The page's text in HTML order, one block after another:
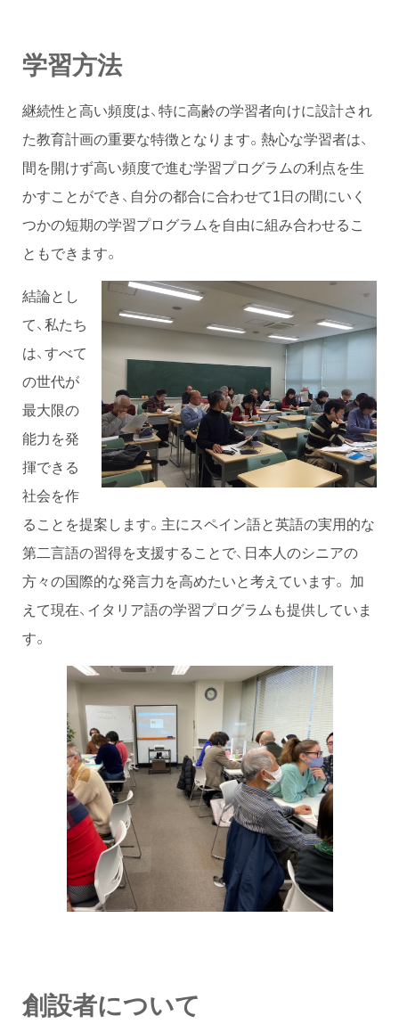
学習方法
継続性と高い頻度は、特に高齢の学習者向けに設計され
た教育計画の重要な特徴となります。熱心な学習者は、
間を開けず高い頻度で進む学習プログラムの利点を生
かすことができ、自分の都合に合わせて1日の間にいく
つかの短期の学習プログラムを自由に組み合わせるこ
ともできます。
結論とし
て、私たち
は、すべて
の世代が
最大限の
能力を発
揮できる
社会を作
ることを提案します。主にスペイン語と英語の実用的な
第二言語の習得を支援することで、日本人のシニアの
方々の国際的な発言力を高めたいと考えています。 加
えて現在、イタリア語の学習プログラムも提供していま
す。
創設者について